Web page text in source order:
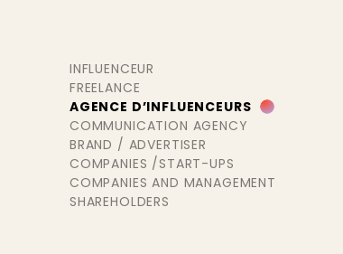
INFLUENCEUR
FREELANCE
AGENCE D’INFLUENCEURS
COMMUNICATION AGENCY
BRAND / ADVERTISER
COMPANIES /START-UPS
COMPANIES AND MANAGEMENT
SHAREHOLDERS